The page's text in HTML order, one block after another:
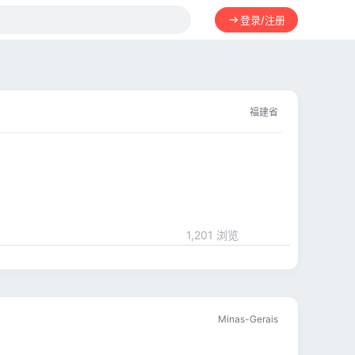
登录/注册
福建省
1,201 浏览
Minas-Gerais